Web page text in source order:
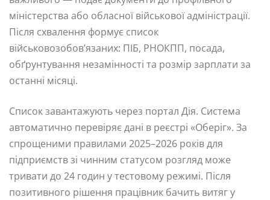
міністерства або обласної військової адміністрації.
Після схвалення формує список
військовозобов’язаних: ПІБ, РНОКПП, посада,
обґрунтування незамінності та розмір зарплати за
останні місяці.
Список завантажують через портал Дія. Система
автоматично перевіряє дані в реєстрі «Оберіг». За
спрощеними правилами 2025–2026 років для
підприємств зі чинним статусом розгляд може
тривати до 24 годин у тестовому режимі. Після
позитивного рішення працівник бачить витяг у